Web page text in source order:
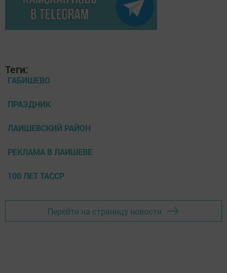
Теги:
ГАБИШЕВО
ПРАЗДНИК
ЛАИШЕВСКИЙ РАЙОН
РЕКЛАМА В ЛАИШЕВЕ
100 ЛЕТ ТАССР
Перейти на страницу новости